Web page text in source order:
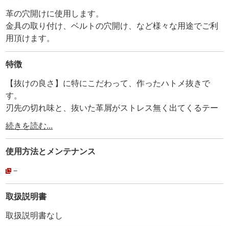
革の穴開けに使用します。
金具の取り付け、ベルトの穴開け、など様々な用途でご利
用頂けます。
特徴
【抜けの良さ】に特にこだわって、作ったハトメ抜きで
す。
刃先の切れ味と、抜いた革屑がストレス無く出てくるテー
パー形状(内径)が、抜群の抜けの良さを実現させていま
す。
ー内径テーパー形状ー
【穴の内径をテーパー】にする事にこだわりました。
弊社独自の加工で、内径をテーパー形状にする事に成功し
ました。
要がありません。
続きを読む...
使用方法と メンテナンス
－
取扱説明書
取扱説明書なし